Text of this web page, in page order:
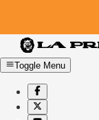
Toggle Menu